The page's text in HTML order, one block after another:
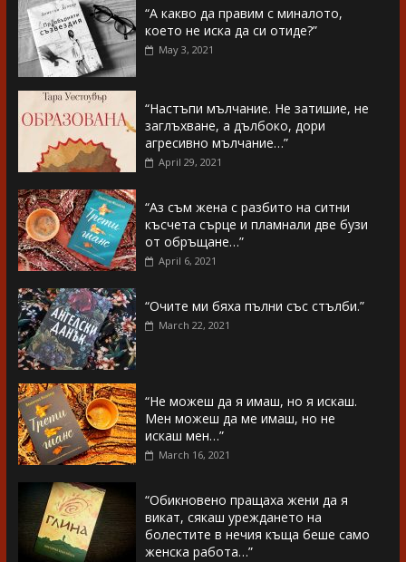
“А какво да правим с миналото,
което не иска да си отиде?”
May 3, 2021
“Настъпи мълчание. Не затишие, не
заглъхване, а дълбоко, дори
агресивно мълчание…”
April 29, 2021
“Аз съм жена с разбито на ситни
късчета сърце и пламнали две бузи
от обръщане…”
April 6, 2021
“Очите ми бяха пълни със стълби.”
March 22, 2021
“Не можеш да я имаш, но я искаш.
Мен можеш да ме имаш, но не
искаш мен…”
March 16, 2021
“Обикновено пращаха жени да я
викат, сякаш уреждането на
болестите в нечия къща беше само
женска работа…”